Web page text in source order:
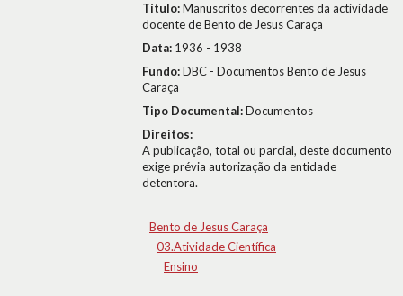
Título:Manuscritos decorrentes da actividade
docente de Bento de Jesus Caraça
Data: 1936 - 1938
Fundo:DBC - Documentos Bento de Jesus
Caraça
Tipo Documental:Documentos
Direitos:
A publicação, total ou parcial, deste documento
exige prévia autorização da entidade
detentora.
Bento de Jesus Caraça
03.Atividade Científica
Ensino